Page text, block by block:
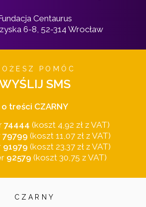
Centaurus
6-8, 52-314 Wrocław
POMÓC
SMS
o treści CZARNY
74444 (koszt 4,92 zł z VAT)
79799 (koszt 11,07 zł z VAT)
91979 (koszt 23.37 zł z VAT)
92579 (koszt 30,75 z VAT)
CZARNY